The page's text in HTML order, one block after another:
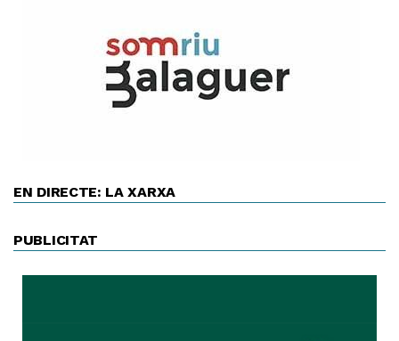
EN DIRECTE: LA XARXA
PUBLICITAT